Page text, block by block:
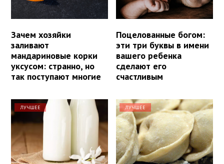
Зачем хозяйки
заливают
мандариновые корки
уксусом: странно, но
так поступают многие
Поцелованные богом:
эти три буквы в имени
вашего ребенка
сделают его
счастливым
ЛУЧШЕЕ ЛУЧШЕЕ